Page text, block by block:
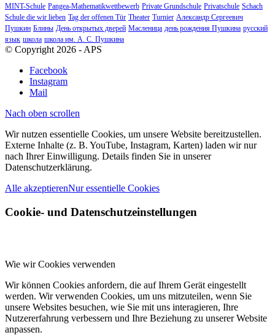
MINT-Schule Pangea-Mathematikwettbewerb Private Grundschule Privatschule Schach
Schule die wir lieben Tag der offenen Tür Theater Turnier Александр Сергеевич
Пушкин Блины День открытых дверей Масленица день рождения Пушкина русский
язык школа школа им. А. С. Пушкина
© Copyright 2026 - APS
Facebook
Instagram
Mail
Nach oben scrollen
Wir nutzen essentielle Cookies, um unsere Website bereitzustellen.
Externe Inhalte (z. B. YouTube, Instagram, Karten) laden wir nur
nach Ihrer Einwilligung. Details finden Sie in unserer
Datenschutzerklärung.
Alle akzeptierenNur essentielle Cookies
Cookie- und Datenschutzeinstellungen
Wie wir Cookies verwenden
Wir können Cookies anfordern, die auf Ihrem Gerät eingestellt
werden. Wir verwenden Cookies, um uns mitzuteilen, wenn Sie
unsere Websites besuchen, wie Sie mit uns interagieren, Ihre
Nutzererfahrung verbessern und Ihre Beziehung zu unserer Website
anpassen.